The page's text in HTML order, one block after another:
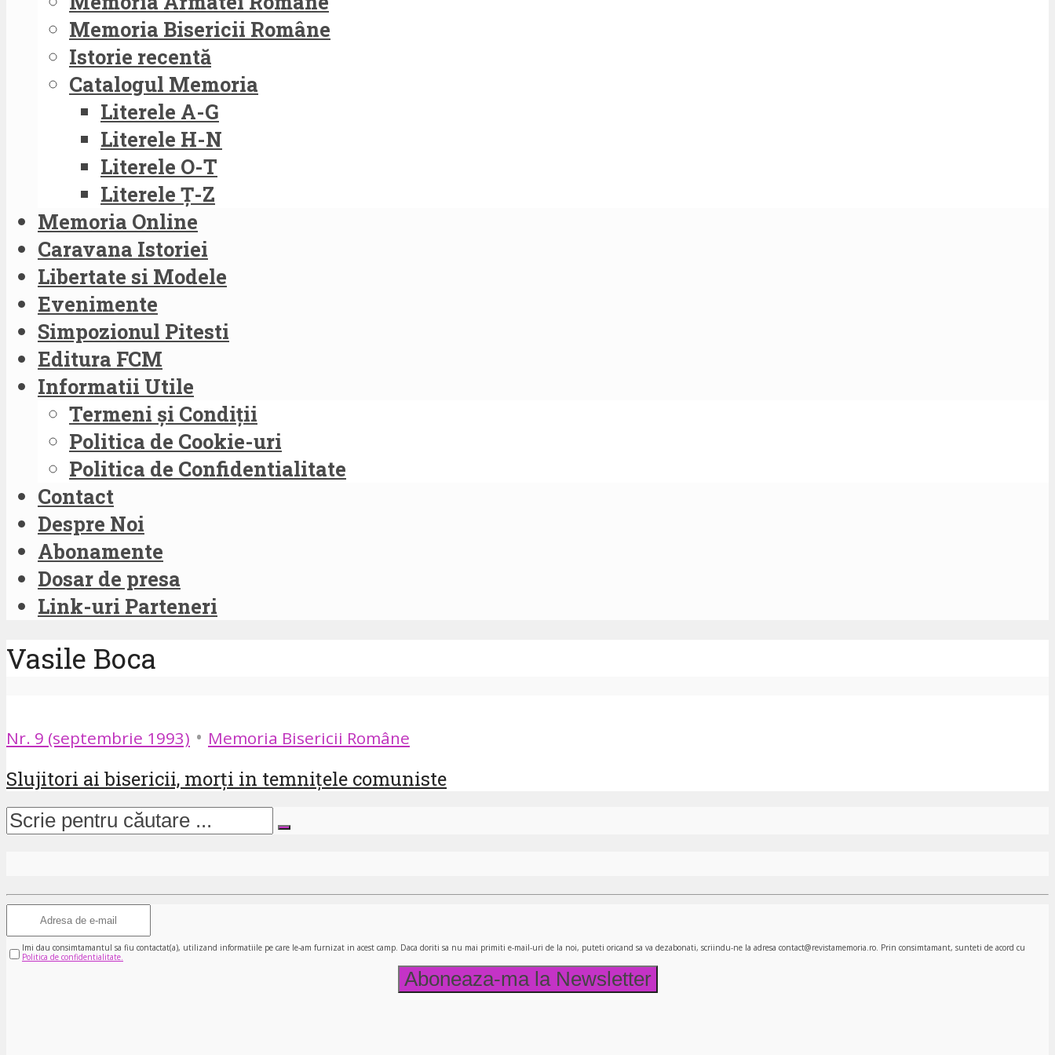
Memoria Bisericii Române
Istorie recentă
Catalogul Memoria
Literele A-G
Literele H-N
Literele O-T
Literele Ț-Z
Memoria Online
Caravana Istoriei
Libertate si Modele
Evenimente
Simpozionul Pitesti
Editura FCM
Informatii Utile
Termeni și Condiții
Politica de Cookie-uri
Politica de Confidentialitate
Contact
Despre Noi
Abonamente
Dosar de presa
Link-uri Parteneri
Vasile Boca
Nr. 9 (septembrie 1993) • Memoria Bisericii Române
Slujitori ai bisericii, morți in temnițele comuniste
Imi dau consimtamantul sa fiu contactat(a), utilizand informatiile pe care le-am furnizat in acest camp. Daca doriti sa nu mai primiti e-mail-uri de la noi, puteti oricand sa va dezabonati, scriindu-ne la adresa contact@revistamemoria.ro. Prin consimtamant, sunteti de acord cu
Politica de confidentialitate.